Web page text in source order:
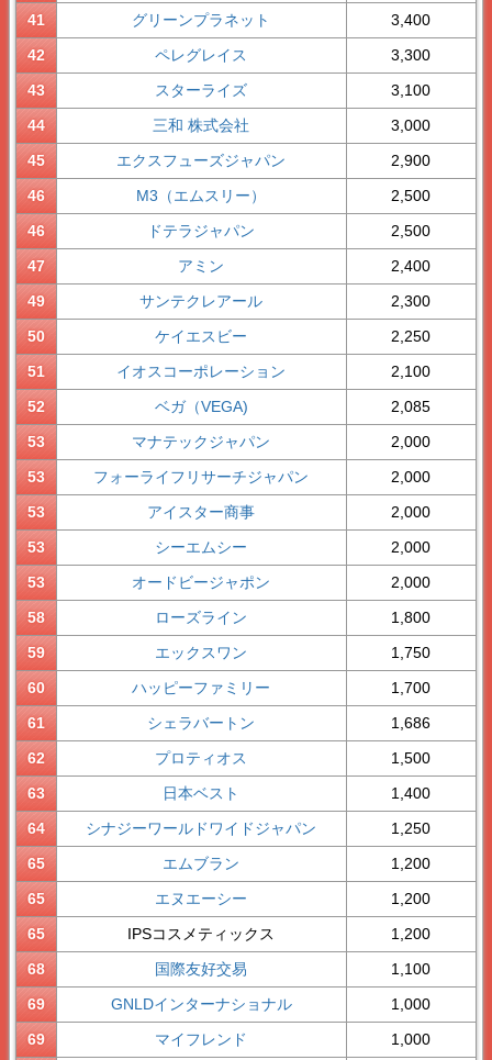
41
グリーンプラネット
3,400
42
ペレグレイス
3,300
43
スターライズ
3,100
44
三和 株式会社
3,000
45
エクスフューズジャパン
2,900
46
M3（エムスリー）
2,500
46
ドテラジャパン
2,500
47
アミン
2,400
49
サンテクレアール
2,300
50
ケイエスビー
2,250
51
イオスコーポレーション
2,100
52
ベガ（VEGA)
2,085
53
マナテックジャパン
2,000
53
フォーライフリサーチジャパン
2,000
53
アイスター商事
2,000
53
シーエムシー
2,000
53
オードビージャポン
2,000
58
ローズライン
1,800
59
エックスワン
1,750
60
ハッピーファミリー
1,700
61
シェラバートン
1,686
62
プロティオス
1,500
63
日本ベスト
1,400
64
シナジーワールドワイドジャパン
1,250
65
エムブラン
1,200
65
エヌエーシー
1,200
65
IPSコスメティックス
1,200
68
国際友好交易
1,100
69
GNLDインターナショナル
1,000
69
マイフレンド
1,000